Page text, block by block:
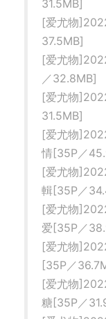
31.5MB]
[爱尤物
37.5MB]
[爱尤物
／32.8MB]
[爱尤物
31.5MB]
[爱尤物
情[35P／
[爱尤物
輯[35P／
[爱尤物
爱[35P／
[爱尤物
[35P／
[爱尤物
糖[35P／